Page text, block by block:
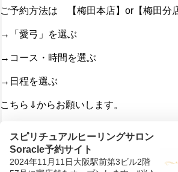
ご予約方法は 【梅田本店】or【梅田分
→「愛弓」を選ぶ
→コース・時間を選ぶ
→日程を選ぶ
こちら⇓からお願いします。
スピリチュアルヒーリングサロン
Soracle予約サイト
2024年11月11日大阪駅前第3ビル2階